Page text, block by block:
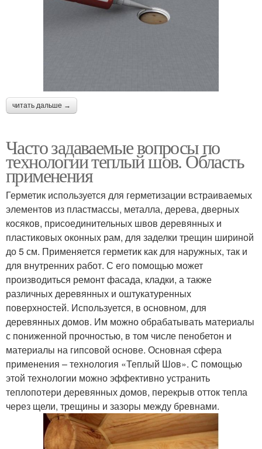
читать дальше →
Часто задаваемые вопросы по
технологии теплый шов. Область
применения
Герметик используется для герметизации встраиваемых
элементов из пластмассы, металла, дерева, дверных
косяков, присоединительных швов деревянных и
пластиковых оконных рам, для заделки трещин шириной
до 5 см. Применяется герметик как для наружных, так и
для внутренних работ. С его помощью может
производиться ремонт фасада, кладки, а также
различных деревянных и оштукатуренных
поверхностей. Используется, в основном, для
деревянных домов. Им можно обрабатывать материалы
с пониженной прочностью, в том числе пенобетон и
материалы на гипсовой основе. Основная сфера
применения – технология «Теплый Шов». С помощью
этой технологии можно эффективно устранить
теплопотери деревянных домов, перекрыв отток тепла
через щели, трещины и зазоры между бревнами.